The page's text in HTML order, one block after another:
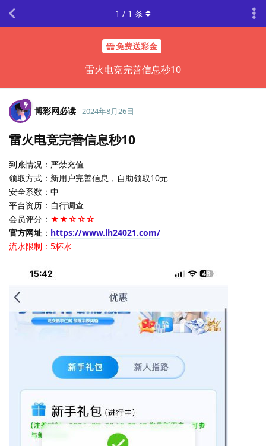
免费送彩金
雷火电竞完善信息秒10
1 / 1 条
博彩网必读 2024年8月26日
雷火电竞完善信息秒10
到账情况：严禁充值
领取方式：新用户完善信息，自助领取10元
安全系数：中
平台资历：自行调查
会员评分： ★★☆☆☆
官方网址 ： https://www.lh24021.com/
流水限制：5杯水